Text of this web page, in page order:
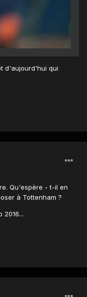
d'aujourd'hui qui
Qu'espère - t-il en
à Tottenham ?
2016...